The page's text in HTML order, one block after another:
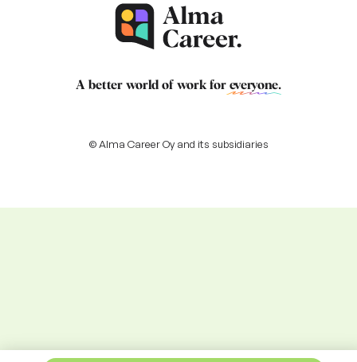
A better world of work for everyone.
© Alma Career Oy and its subsidiaries